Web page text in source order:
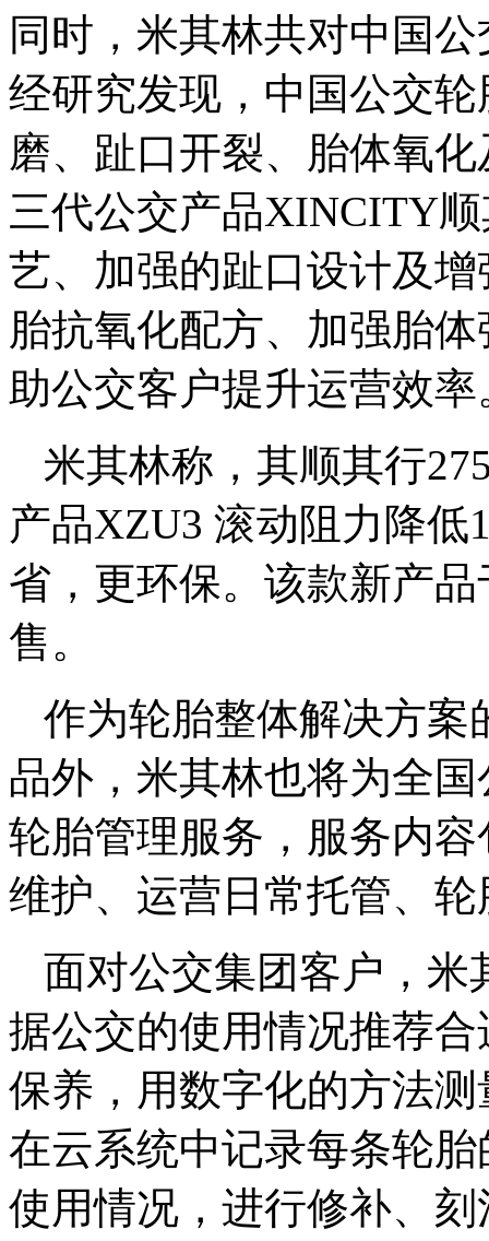
同时，米其林共对中国
经研究发现，中国公交
磨、趾口开裂、胎体氧
三代公交产品XINCITY
艺、加强的趾口设计及
胎抗氧化配方、加强胎
助公交客户提升运营效率
米其林称，其顺其行
产品XZU3 滚动阻力降低
省，更环保。该款新产
售。
作为轮胎整体解决方案
品外，米其林也将为全
轮胎管理服务，服务内
维护、运营日常托管、
面对公交集团客户，米
据公交的使用情况推荐
保养，用数字化的方法
在云系统中记录每条轮
使用情况，进行修补、